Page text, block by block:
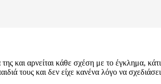
και αρνείται κάθε σχέση με το έγκλημα,
τους και δεν είχε κανένα λόγο να